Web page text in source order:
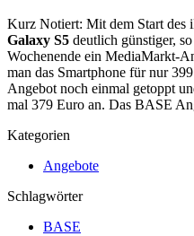
Kurz Notiert: Mit dem Start des
Galaxy S5 deutlich günstiger,
Wochenende ein MediaMarkt-
man das Smartphone für nur
Angebot noch einmal getoppt
mal 379 Euro an. Das BASE
Kategorien
Angebote
Schlagwörter
BASE